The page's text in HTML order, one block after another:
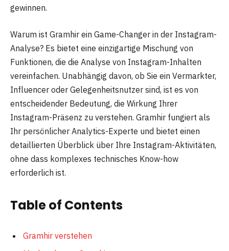
gewinnen.
Warum ist Gramhir ein Game-Changer in der Instagram-
Analyse? Es bietet eine einzigartige Mischung von
Funktionen, die die Analyse von Instagram-Inhalten
vereinfachen. Unabhängig davon, ob Sie ein Vermarkter,
Influencer oder Gelegenheitsnutzer sind, ist es von
entscheidender Bedeutung, die Wirkung Ihrer
Instagram-Präsenz zu verstehen. Gramhir fungiert als
Ihr persönlicher Analytics-Experte und bietet einen
detaillierten Überblick über Ihre Instagram-Aktivitäten,
ohne dass komplexes technisches Know-how
erforderlich ist.
Table of Contents
Gramhir verstehen